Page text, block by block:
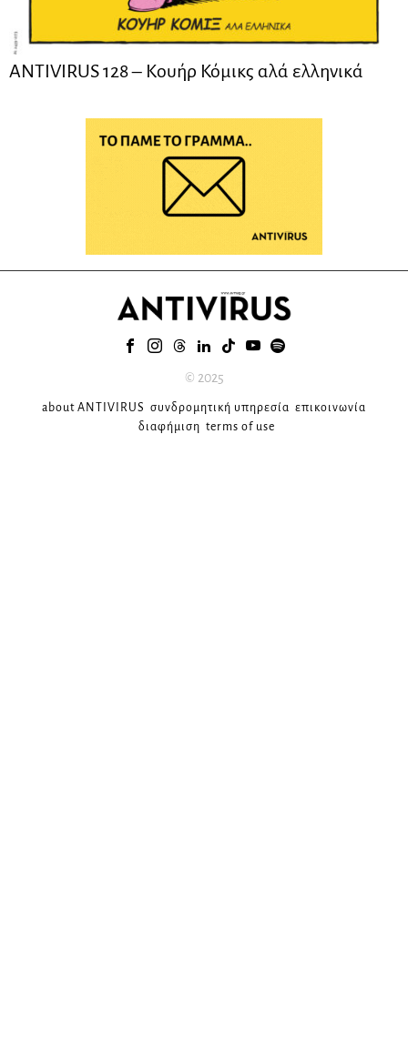
ANTIVIRUS 128 – Kουήρ Κόμικς αλά ελληνικά
© 2025
about ANTIVIRUS συνδρομητική υπηρεσία επικοινωνία
διαφήμιση terms of use